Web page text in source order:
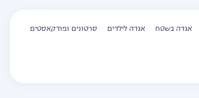
אגדה בשטח אגדה לילדים סרטונים ופודקאסטים